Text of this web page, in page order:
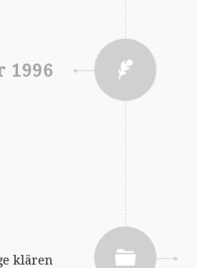
1996
klären